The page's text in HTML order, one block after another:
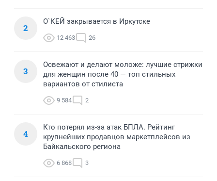
2
О`КЕЙ закрывается в Иркутске
12 463 26
3
Освежают и делают моложе: лучшие стрижки
для женщин после 40 — топ стильных
вариантов от стилиста
9 584 2
4
Кто потерял из-за атак БПЛА. Рейтинг
крупнейших продавцов маркетплейсов из
Байкальского региона
6 868 3